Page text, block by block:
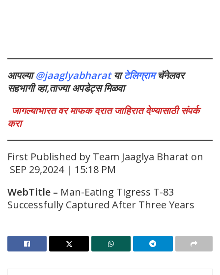
आपल्या@jaaglyabharatयाटेलिग्रामचॅनेलवर
सहभागी व्हा,ताज्या अपडेट्स मिळवा
जागल्याभारत वर माफक दरात जाहिरात देण्यासाठी संपर्क
करा
First Published by Team Jaaglya Bharat on
SEP 29,2024 | 15:18 PM
WebTitle – Man-Eating Tigress T-83
Successfully Captured After Three Years